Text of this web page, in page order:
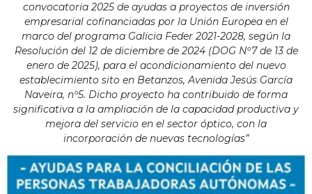
convocatoria 2025 de ayudas a proyectos de inversión
empresarial cofinanciadas por la Unión Europea en el
marco del programa Galicia Feder 2021-2028, según la
Resolución del 12 de diciembre de 2024 (DOG Nº7 de 13 de
enero de 2025), para el acondicionamiento del nuevo
establecimiento sito en Betanzos, Avenida Jesús García
Naveira, nº5. Dicho proyecto ha contribuido de forma
significativa a la ampliación de la capacidad productiva y
mejora del servicio en el sector óptico, con la
incorporación de nuevas tecnologías”